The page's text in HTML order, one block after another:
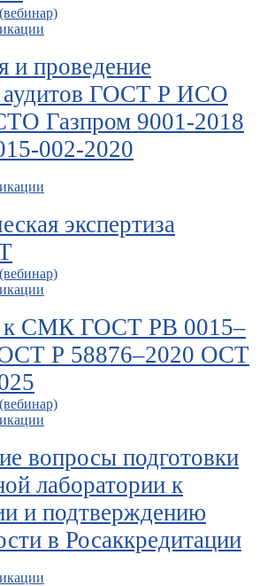
и проведение
аудитов ГОСТ Р ИСО
Газпром 9001-2018
002-2020
экспертиза
к СМК ГОСТ РВ 0015–
Р 58876–2020 ОСТ
вопросы подготовки
лаборатории к
и подтверждению
в Росаккредитации